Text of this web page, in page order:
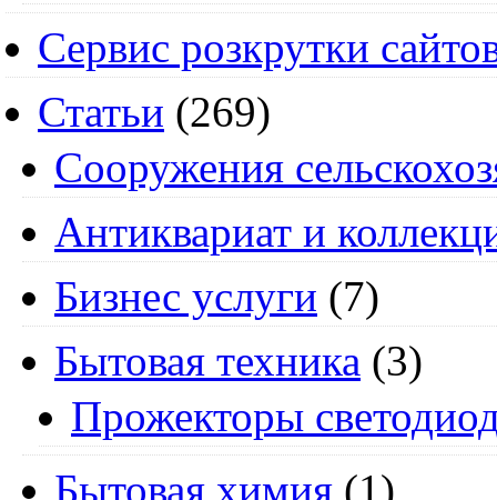
Сервис розкрутки
Статьи (269)
Cооружения
Антиквариат и
Бизнес услуги (7)
Бытовая техника (3)
Прожекторы
Бытовая химия (1)